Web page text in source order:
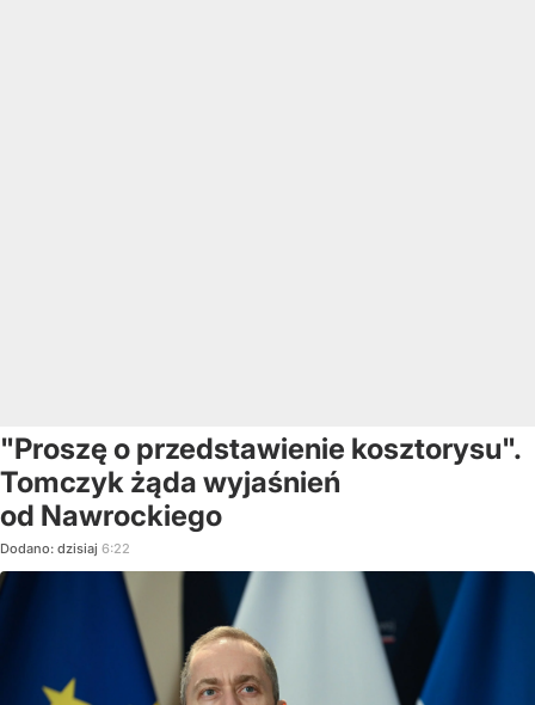
"Proszę o przedstawienie kosztorysu".
Tomczyk żąda wyjaśnień
od Nawrockiego
Dodano: dzisiaj 6:22